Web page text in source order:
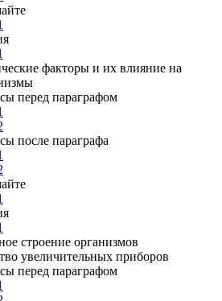
факторы и их влияние на
перед параграфом
после параграфа
строение организмов
увеличительных приборов
перед параграфом